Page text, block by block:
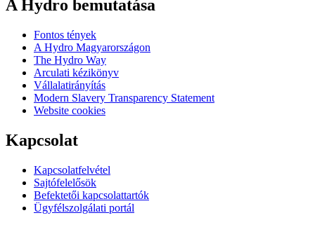
A Hydro bemutatása
Fontos tények
A Hydro Magyarországon
The Hydro Way
Arculati kézikönyv
Vállalatirányítás
Modern Slavery Transparency Statement
Website cookies
Kapcsolat
Kapcsolatfelvétel
Sajtófelelősök
Befektetői kapcsolattartók
Ügyfélszolgálati portál